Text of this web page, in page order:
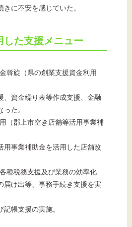
に不安を感じていた。
した支援メニュー
斡旋（県の創業支援資金利用
、資金繰り表等作成支援、金融
た。
（郡上市空き店舗等活用事業補
用事業補助金を活用した店舗改
種税務支援及び業務の効率化
届け出等、事務手続き支援を実
記帳支援の実施。